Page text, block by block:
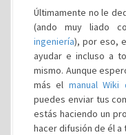
Últimamente no le
(ando muy liado
ingeniería), por eso,
ayudar e incluso a
mismo. Aunque
más el manual Wiki
puedes enviar tus
estás haciendo un
hacer difusión de él